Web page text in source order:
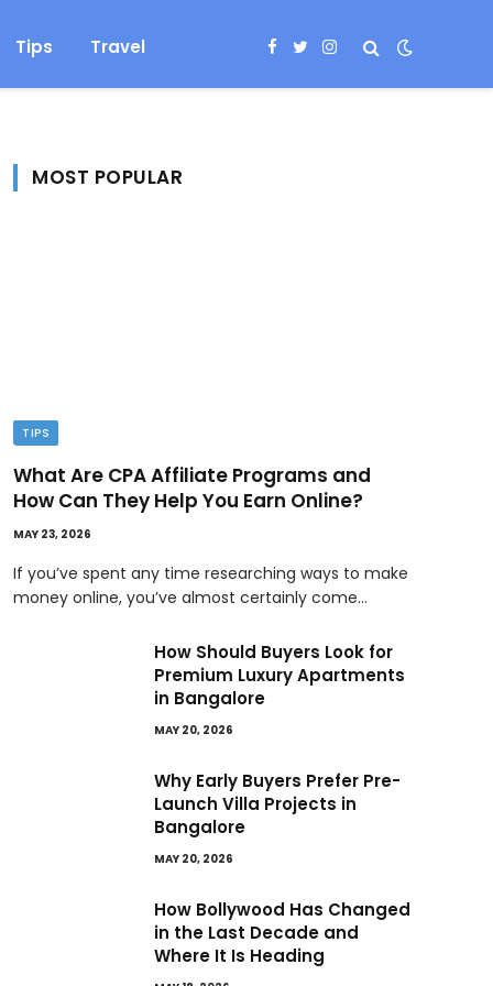
Tips Travel Facebook
TwitterInstagram
MOST POPULAR
TIPS
What Are CPA Affiliate Programs and
How Can They Help You Earn Online?
MAY 23, 2026
If you’ve spent any time researching ways to make
money online, you’ve almost certainly come…
How Should Buyers Look for
Premium Luxury Apartments
in Bangalore
MAY 20, 2026
Why Early Buyers Prefer Pre-
Launch Villa Projects in
Bangalore
MAY 20, 2026
How Bollywood Has Changed
in the Last Decade and
Where It Is Heading